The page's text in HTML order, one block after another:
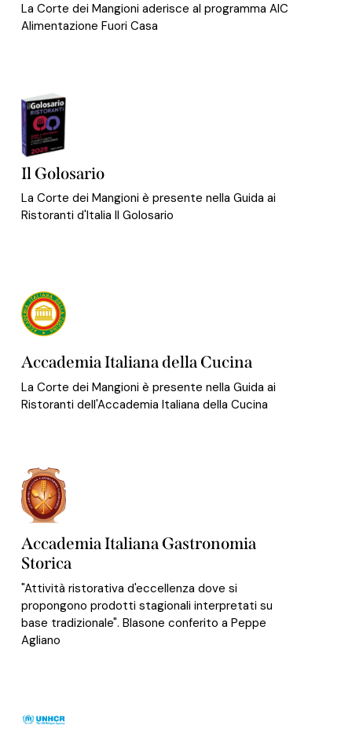
La Corte dei Mangioni aderisce al programma AIC
Alimentazione Fuori Casa
Il Golosario
La Corte dei Mangioni è presente nella Guida ai
Ristoranti d'Italia Il Golosario
Accademia Italiana della Cucina
La Corte dei Mangioni è presente nella Guida ai
Ristoranti dell'Accademia Italiana della Cucina
Accademia Italiana Gastronomia
Storica
"Attività ristorativa d'eccellenza dove si
propongono prodotti stagionali interpretati su
base tradizionale". Blasone conferito a Peppe
Agliano